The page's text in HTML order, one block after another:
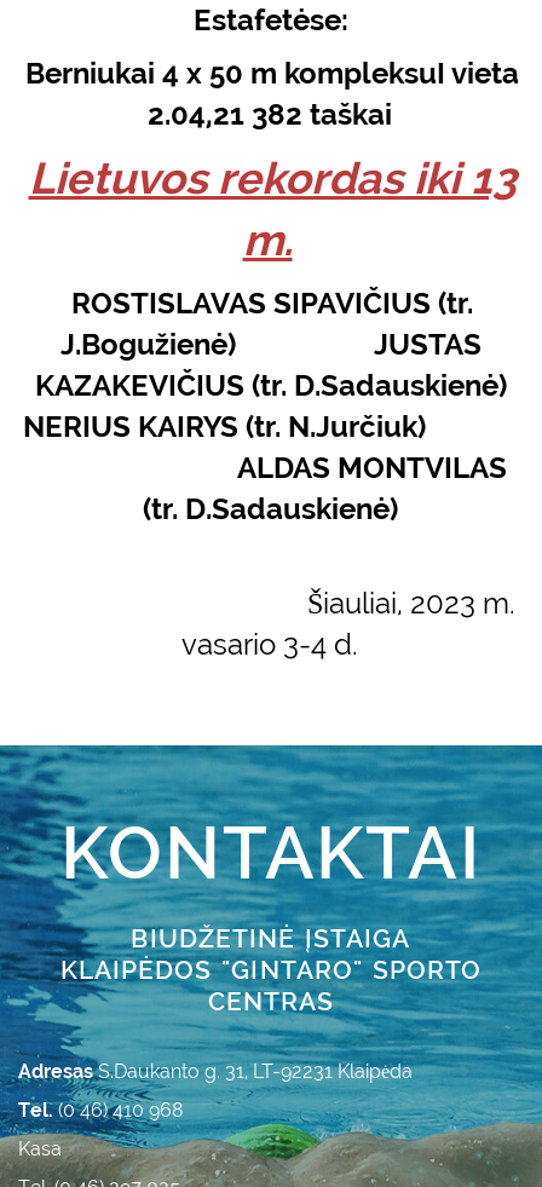
Estafetėse:
Berniukai 4 x 50 m kompleksuI vieta
2.04,21 382 taškai
Lietuvos rekordas iki 13
m.
ROSTISLAVAS SIPAVIČIUS (tr.
J.Bogužienė) JUSTAS
KAZAKEVIČIUS (tr. D.Sadauskienė)
NERIUS KAIRYS (tr. N.Jurčiuk)
ALDAS MONTVILAS
(tr. D.Sadauskienė)
Šiauliai, 2023 m.
vasario 3-4 d.
KONTAKTAI
BIUDŽETINĖ ĮSTAIGA
KLAIPĖDOS "GINTARO" SPORTO
CENTRAS
AdresasS.Daukanto g. 31, LT-92231 Klaipėda
Tel.(0 46) 410 968
Kasa